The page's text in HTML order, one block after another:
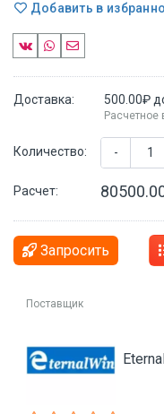
Добавить в
Доставка: 500.00₽
Расчетное
Количество: -
Расчет:
Запросить
Поставщик